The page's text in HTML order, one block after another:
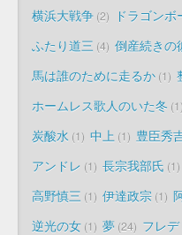
横浜大戦争 2 ドラゴンボ
ふたり道三 4 倒産続きの
馬は誰のために走るか 1
ホームレス歌人のいた冬 1
炭酸水 1 中上 1 豊臣秀
アンドレ 1 長宗我部氏 1
高野慎三 1 伊達政宗 1
逆光の女 1 夢 24 フレ